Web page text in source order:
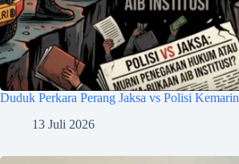
Duduk Perkara Perang Jaksa vs Polisi Kemarin
13 Juli 2026